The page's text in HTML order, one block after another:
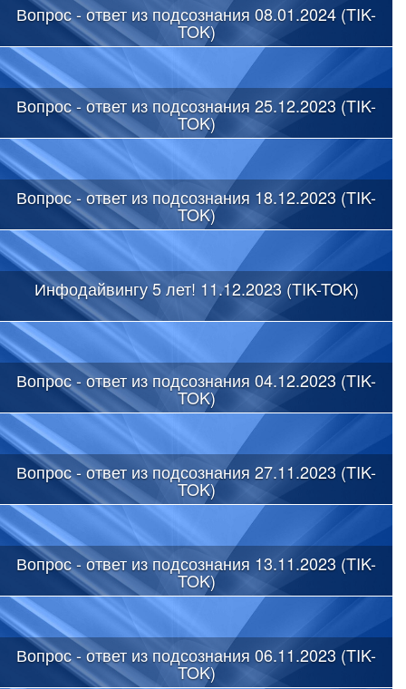
Вопрос - ответ из подсознания 08.01.2024 (TIK-
TOK)
Вопрос - ответ из подсознания 25.12.2023 (TIK-
TOK)
Вопрос - ответ из подсознания 18.12.2023 (TIK-
TOK)
Инфодайвингу 5 лет! 11.12.2023 (TIK-TOK)
Вопрос - ответ из подсознания 04.12.2023 (TIK-
TOK)
Вопрос - ответ из подсознания 27.11.2023 (TIK-
TOK)
Вопрос - ответ из подсознания 13.11.2023 (TIK-
TOK)
Вопрос - ответ из подсознания 06.11.2023 (TIK-
TOK)